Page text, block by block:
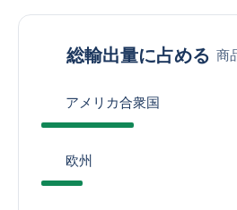
総輸出量に占める 商
アメリカ合衆国
欧州